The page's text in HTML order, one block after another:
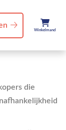
Winkelmand
die